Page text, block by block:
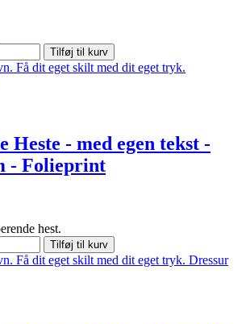
Tilføj til kurv
Heste - med egen tekst -
- Folieprint
hest.
Tilføj til kurv